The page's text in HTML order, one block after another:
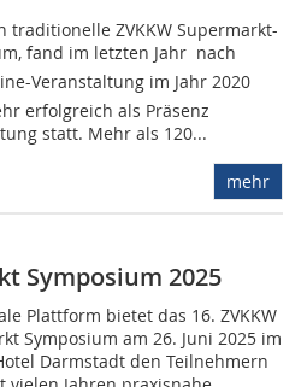
traditionelle ZVKKW Supermarkt-
fand im letzten Jahr  nach
Veranstaltung im Jahr 2020 
erfolgreich als Präsenz
statt. Mehr als 120...
mehr
Symposium 2025
Plattform bietet das 16. ZVKKW
Symposium am 26. Juni 2025 im
Darmstadt den Teilnehmern